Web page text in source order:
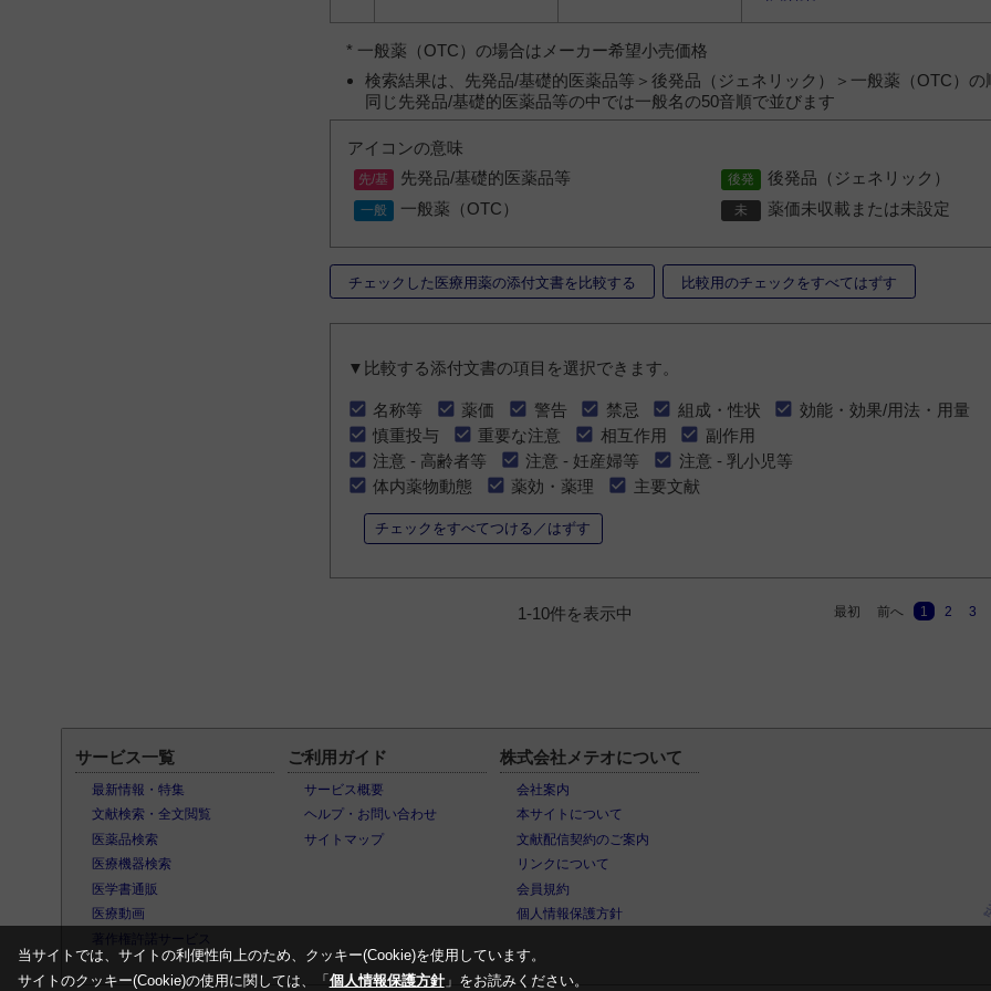
* 一般薬（OTC）の場合はメーカー希望小売価格
検索結果は、先発品/基礎的医薬品等＞後発品（ジェネリック）＞一般薬（OTC）の
同じ先発品/基礎的医薬品等の中では一般名の50音順で並びます
アイコンの意味
先発品/基礎的医薬品等
後発品（ジェネリック）
一般薬（OTC）
薬価未収載または未設定
チェックした医療用薬の添付文書を比較する 比較用のチェックをすべてはずす
▼比較する添付文書の項目を選択できます。
名称等 薬価 警告 禁忌 組成・性状
効能・効果/用法・用量
慎重投与
重要な注意 相互作用
副作用
注意 - 高齢者等
注意 - 妊産婦等
注意 - 乳小児等
体内薬物動態
薬効・薬理 主要文献
チェックをすべてつける／はずす
1-10件を表示中 最初 前へ 1 2 3
サービス一覧
最新情報・特集
文献検索・全文閲覧
医薬品検索
医療機器検索
医学書通販
医療動画
著作権許諾サービス
ご利用ガイド
サービス概要
ヘルプ・お問い合わせ
サイトマップ
株式会社メテオについて
会社案内
本サイトについて
文献配信契約のご案内
リンクについて
会員規約
個人情報保護方針
当サイトでは、サイトの利便性向上のため、クッキー(Cookie)を使用しています。
サイトのクッキー(Cookie)の使用に関しては、「 個人情報保護方針」をお読みください。